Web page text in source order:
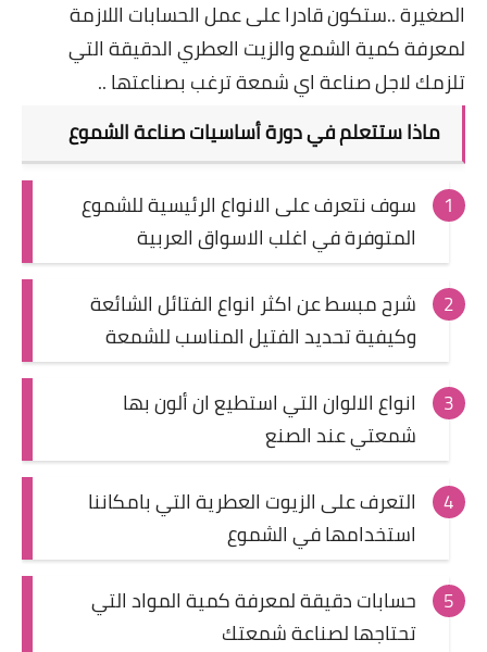
الصغيرة ..ستكون قادرا على عمل الحسابات اللازمة
لمعرفة كمية الشمع والزيت العطري الدقيقة التي
تلزمك لاجل صناعة اي شمعة ترغب بصناعتها ..
ماذا ستتعلم في دورة أساسيات صناعة الشموع
سوف نتعرف على الانواع الرئيسية للشموع
المتوفرة في اغلب الاسواق العربية
شرح مبسط عن اكثر انواع الفتائل الشائعة
وكيفية تحديد الفتيل المناسب للشمعة
انواع الالوان التي استطيع ان ألون بها
شمعتي عند الصنع
التعرف على الزيوت العطرية التي بامكاننا
استخدامها في الشموع
حسابات دقيقة لمعرفة كمية المواد التي
تحتاجها لصناعة شمعتك